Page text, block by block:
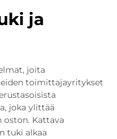
ja
joita
toimittajayritykset
joka ylittää
Kattava
tuki alkaa